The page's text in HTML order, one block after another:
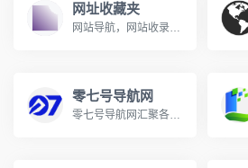
网址收藏夹
网站导航，网站收录，网站分类，网址分类，网址之家，上网导航
零七号导航网
零七号导航网汇聚各类实用网站、开发工具、素材资源，面向普通网民与站长，提供网址分类导航、免费收录通道，一键直达优质站点，上网从零七号导航开始